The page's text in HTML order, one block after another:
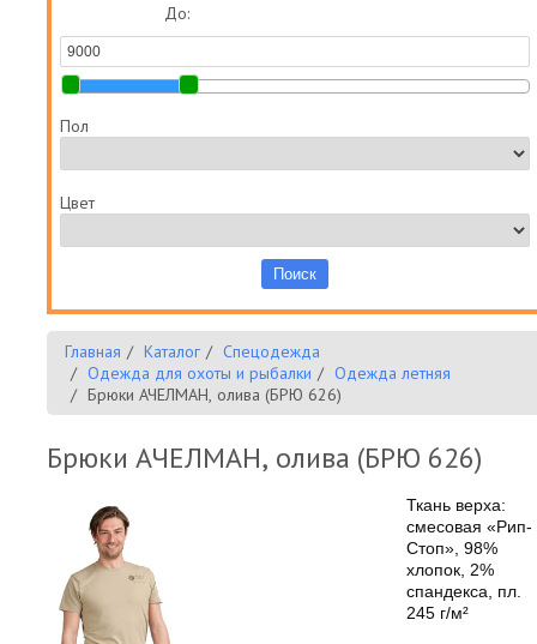
До:
Пол
Цвет
Главная Каталог
Спецодежда
Одежда для охоты и рыбалки
Одежда летняя
Брюки АЧЕЛМАН, олива (БРЮ 626)
Брюки АЧЕЛМАН, олива (БРЮ 626)
Ткань верха:
смесовая «Рип-
Стоп», 98%
хлопок, 2%
спандекса, пл.
245 г/м²